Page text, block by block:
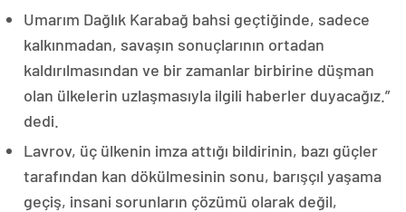
Umarım Dağlık Karabağ bahsi geçtiğinde, sadece
kalkınmadan, savaşın sonuçlarının ortadan
kaldırılmasından ve bir zamanlar birbirine düşman
olan ülkelerin uzlaşmasıyla ilgili haberler duyacağız.”
dedi.
Lavrov, üç ülkenin imza attığı bildirinin, bazı güçler
tarafından kan dökülmesinin sonu, barışçıl yaşama
geçiş, insani sorunların çözümü olarak değil,